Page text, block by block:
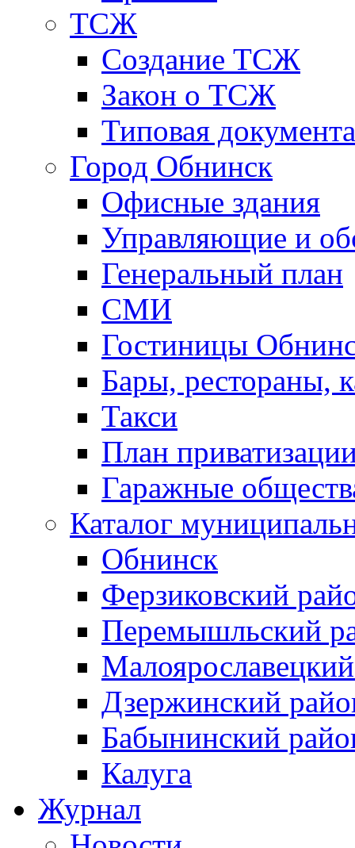
ТСЖ
Создание ТСЖ
Закон о ТСЖ
Типовая
Город Обнинск
Офисные здания
Управляющие и
Генеральный план
СМИ
Гостиницы
Бары, рестораны,
Такси
План
Гаражные
Каталог
Обнинск
Ферзиковский
Перемышльский
Дзержинский
Бабынинский
Калуга
Журнал